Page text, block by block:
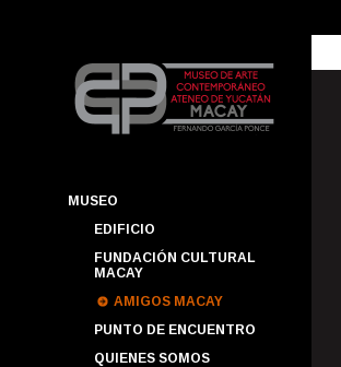
MUSEO
EDIFICIO
FUNDACIÓN CULTURAL
MACAY
AMIGOS MACAY
PUNTO DE ENCUENTRO
QUIENES SOMOS